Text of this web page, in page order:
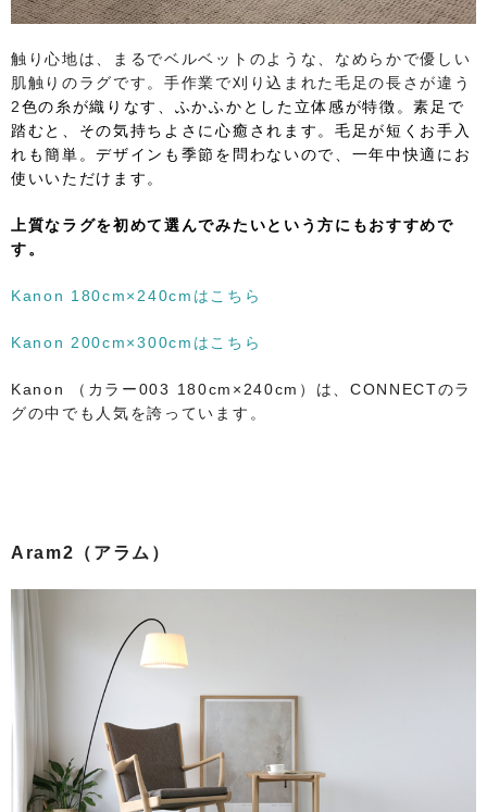
触り心地は、まるでベルベットのような、なめらかで優しい
肌触りのラグです。手作業で刈り込まれた毛足の長さが違う
2色の糸が織りなす、ふかふかとした立体感が特徴。素足で
踏むと、その気持ちよさに心癒されます。 毛足が短くお手入
れも簡単。デザインも季節を問わないので、一年中快適にお
使いいただけます。
上質なラグを初めて選んでみたいという方にもおすすめで
す。
Kanon 180cm×240cmはこちら
Kanon 200cm×300cmはこちら
Kanon （カラー003 180cm×240cm）は、CONNECTのラ
グの中でも人気を誇っています。
Aram2（アラム）